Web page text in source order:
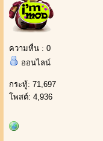
ความหื่น : 0
ออนไลน์
กระทู้: 71,697
โพสต์: 4,936